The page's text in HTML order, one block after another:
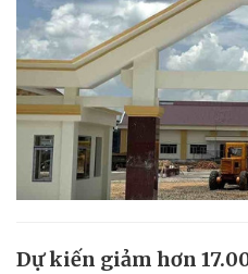
Dự kiến giảm hơn